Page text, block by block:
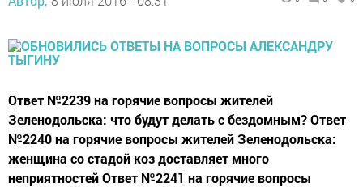
Ответ №2239 на горячие вопросы жителей
Зеленодольска: что будут делать с бездомным? Ответ
№2240 на горячие вопросы жителей Зеленодольска:
женщина со стадой коз доставляет много
неприятностей Ответ №2241 на горячие вопросы